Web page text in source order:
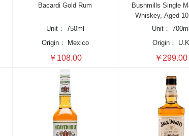
Bacardi Gold Rum
Unit： 750ml
Origin：
Mexico
￥108.00
Bushmills Single
Whiskey, Aged
Unit： 700ml
Origin：
U.K
￥299.00